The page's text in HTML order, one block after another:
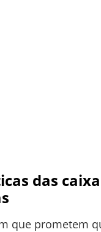
das
que prometem